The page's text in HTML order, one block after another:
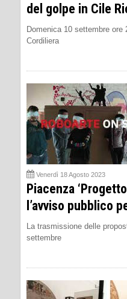
del golpe in Cile
Domenica 10 settembre ore
Cordiliera
Venerdì 18 Agosto 2023
Piacenza
l’avviso pubblico
La trasmissione delle
settembre